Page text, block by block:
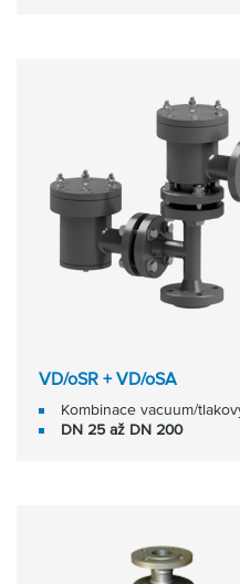
VD/oSR + VD/oSA
Kombinace vacuum/
DN 25 až DN 200